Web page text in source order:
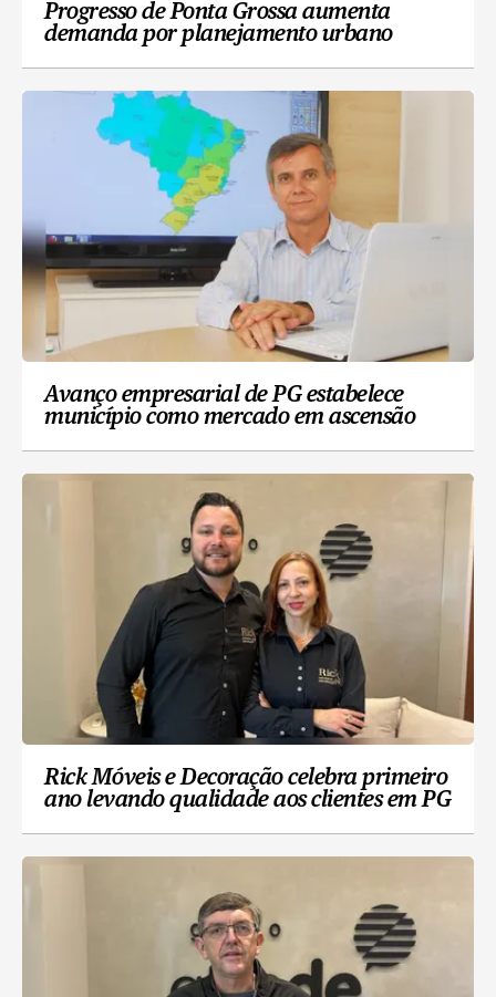
Progresso de Ponta Grossa aumenta
demanda por planejamento urbano
Avanço empresarial de PG estabelece
município como mercado em ascensão
Rick Móveis e Decoração celebra primeiro
ano levando qualidade aos clientes em PG